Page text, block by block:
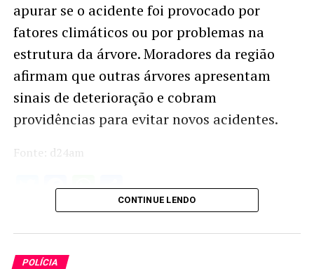
apurar se o acidente foi provocado por
fatores climáticos ou por problemas na
estrutura da árvore. Moradores da região
afirmam que outras árvores apresentam
sinais de deterioração e cobram
providências para evitar novos acidentes.
Fonte: d24am
Twitter
Facebook
WhatsApp
Share
CONTINUE LENDO
POLÍCIA